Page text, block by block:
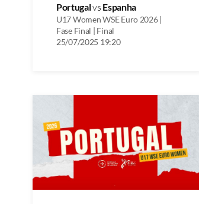
Portugalvs Espanha
U17 Women WSE Euro 2026 |
Fase Final | Final
25/07/2025 19:20